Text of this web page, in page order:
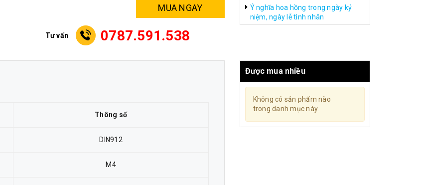
MUA NGAY
Tư vấn 0787.591.538
Ý nghĩa hoa hồng trong ngày kỷ
niệm, ngày lễ tình nhân
Thông số
DIN912
M4
Được mua nhiều
Không có sản phẩm nào
trong danh mục này.